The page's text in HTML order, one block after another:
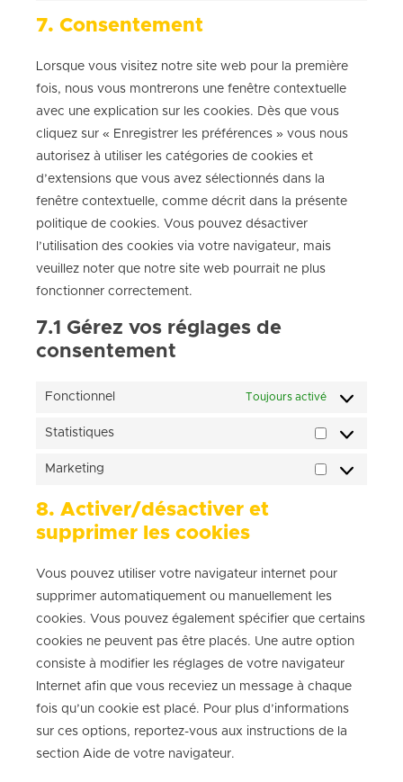
7. Consentement
Lorsque vous visitez notre site web pour la première
fois, nous vous montrerons une fenêtre contextuelle
avec une explication sur les cookies. Dès que vous
cliquez sur « Enregistrer les préférences » vous nous
autorisez à utiliser les catégories de cookies et
d’extensions que vous avez sélectionnés dans la
fenêtre contextuelle, comme décrit dans la présente
politique de cookies. Vous pouvez désactiver
l’utilisation des cookies via votre navigateur, mais
veuillez noter que notre site web pourrait ne plus
fonctionner correctement.
7.1 Gérez vos réglages de
consentement
Fonctionnel Toujours activé
Statistiques
Marketing
8. Activer/désactiver et
supprimer les cookies
Vous pouvez utiliser votre navigateur internet pour
supprimer automatiquement ou manuellement les
cookies. Vous pouvez également spécifier que certains
cookies ne peuvent pas être placés. Une autre option
consiste à modifier les réglages de votre navigateur
Internet afin que vous receviez un message à chaque
fois qu’un cookie est placé. Pour plus d’informations
sur ces options, reportez-vous aux instructions de la
section Aide de votre navigateur.